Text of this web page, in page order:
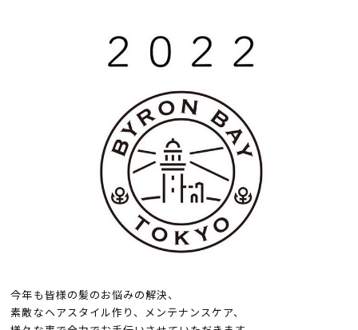
今年も皆様の髪のお悩みの解決、
素敵なヘアスタイル作り、メンテナンスケア、